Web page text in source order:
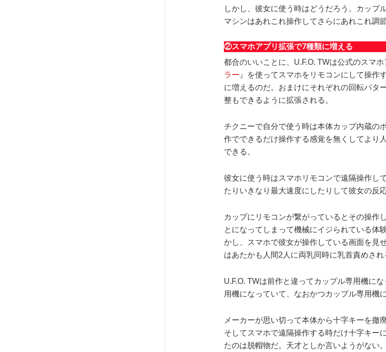
しかし、彼女に使う時はどうだろう。カップ
マシンはあれこれ操作してさらにあれこれ調
②スマホアプリ拡張で7種類に増える
都合のいいことに、U.F.O. TWは公式のスマホ
ラー 』を使ってスマホをリモコンにして操作
に増えるのだ。おまけにそれぞれの回転パタ
整もできるように拡張される。
チクニーで自分で使う時は本体カップ内蔵の
作でできるだけ操作する感覚を無くしてより
できる。
彼女に使う時はスマホリモコンで遠隔操作し
たりいきなり最大速度にしたりして彼女の反
カップにリモコンが繋がっているとその操作
とになってしまって機械にイジられている体
かし、スマホで彼女が操作している画面を見
はあたかも人間2人に両乳同時に乳首責めされ
U.F.O. TWは前作と違ってカップル専用機に
用機になっていて、なおかつカップル専用機
メーカーが思い切って本体から十字キーを撤
そしてスマホで遠隔操作する時だけ十字キー
たのは脱帽物だ。天才としか言いようがない。